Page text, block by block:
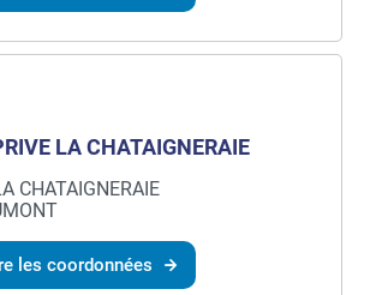
LA CHATAIGNERAIE
CHATAIGNERAIE
les coordonnées